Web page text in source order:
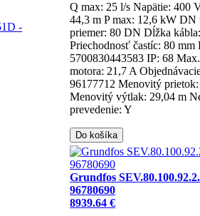
Q max: 25 l/s Napätie: 400
44,3 m P max: 12,6 kW DN
priemer: 80 DN Dĺžka
Priechodnosť častíc: 80 mm
5700830443583 IP: 68
motora: 21,7 A
96177712 Menovitý
Menovitý výtlak: 29,04 m
prevedenie: Y
Do košíka
Grundfos
96780690
8939.64 €